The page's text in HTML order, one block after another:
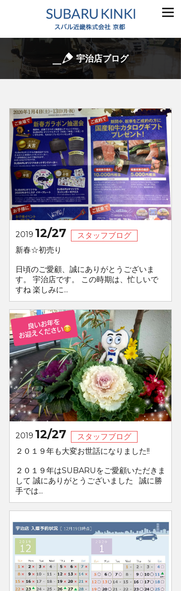
宇治店ブログ
2019 12/27
スタッフブログ
新春☆初売り
日頃のご愛顧、誠にありがとうございま
す。 宇治店です。 この時期は、忙しいで
すね 楽しみに...
2019 12/27
スタッフブログ
２０１９年も大変お世話になりました!!
２０１９年はSUBARUをご愛顧いただきま
して 誠にありがとうございました 誠に勝
手では...